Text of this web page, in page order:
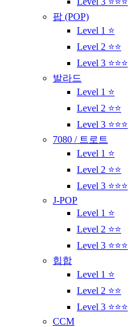
팝 (POP)
Level 1 ⭐
Level 2 ⭐⭐
Level 3 ⭐⭐⭐
발라드
Level 1 ⭐
Level 2 ⭐⭐
Level 3 ⭐⭐⭐
7080 / 트로트
Level 1 ⭐
Level 2 ⭐⭐
Level 3 ⭐⭐⭐
J-POP
Level 1 ⭐
Level 2 ⭐⭐
Level 3 ⭐⭐⭐
힙합
Level 1 ⭐
Level 2 ⭐⭐
Level 3 ⭐⭐⭐
CCM